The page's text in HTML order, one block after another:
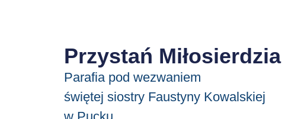
Przystań Miłosierdzia
Parafia pod wezwaniem
świętej siostry Faustyny Kowalskiej